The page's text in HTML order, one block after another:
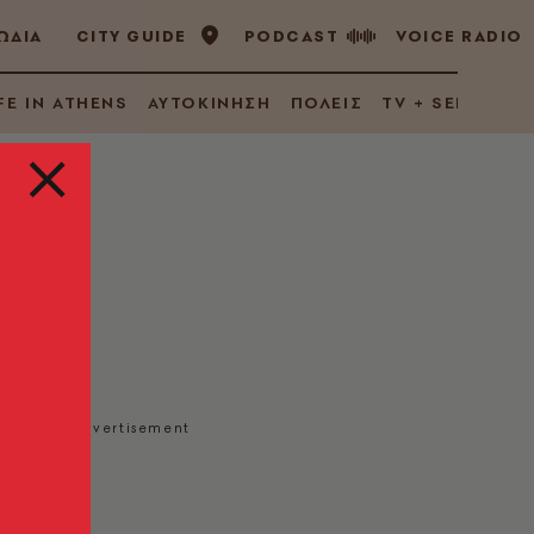
CITY GUIDE PODCAST VOICE RADIO
IN ATHENS ΑΥΤΟΚΙΝΗΣΗ ΠΟΛΕΙΣ TV + SERIES